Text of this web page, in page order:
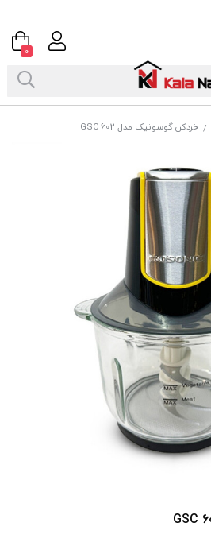
/ خردکن گوسونیک مدل GSC 602
0